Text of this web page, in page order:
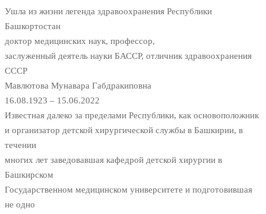
Ушла из жизни легенда здравоохранения Республики
Башкортостан
доктор медицинских наук, профессор,
заслуженный деятель науки БАССР, отличник здравоохранения
СССР
Мавлютова Мунавара Габдракиповна
16.08.1923 – 15.06.2022
Известная далеко за пределами Республики, как основоположник
и организатор детской хирургической службы в Башкирии, в
течении
многих лет заведовавшая кафедрой детской хирургии в
Башкирском
Государственном медицинском университете и подготовившая
не одно